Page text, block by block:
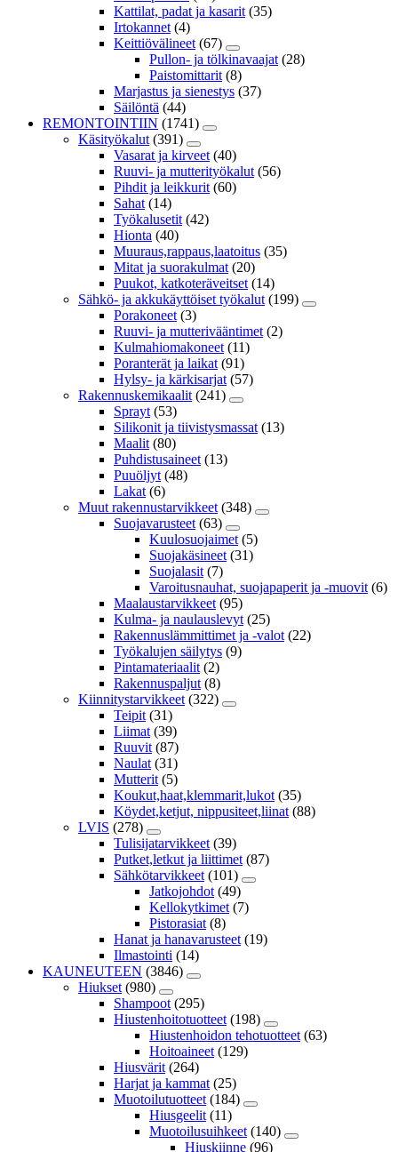
Kattilat, padat ja kasarit (35)
Irtokannet (4)
Keittiövälineet (67)
Pullon- ja tölkinavaajat (28)
Paistomittarit (8)
Marjastus ja sienestys (37)
Säilöntä (44)
REMONTOINTIIN (1741)
Käsityökalut (391)
Vasarat ja kirveet (40)
Ruuvi- ja mutterityökalut (56)
Pihdit ja leikkurit (60)
Sahat (14)
Työkalusetit (42)
Hionta (40)
Muuraus,rappaus,laatoitus (35)
Mitat ja suorakulmat (20)
Puukot, katkoteräveitset (14)
Sähkö- ja akkukäyttöiset työkalut (199)
Porakoneet (3)
Ruuvi- ja mutterivääntimet (2)
Kulmahiomakoneet (11)
Poranterät ja laikat (91)
Hylsy- ja kärkisarjat (57)
Rakennuskemikaalit (241)
Sprayt (53)
Silikonit ja tiivistysmassat (13)
Maalit (80)
Puhdistusaineet (13)
Puuöljyt (48)
Lakat (6)
Muut rakennustarvikkeet (348)
Suojavarusteet (63)
Kuulosuojaimet (5)
Suojakäsineet (31)
Suojalasit (7)
Varoitusnauhat, suojapaperit ja -muovit (6)
Maalaustarvikkeet (95)
Kulma- ja naulauslevyt (25)
Rakennuslämmittimet ja -valot (22)
Työkalujen säilytys (9)
Pintamateriaalit (2)
Rakennuspaljut (8)
Kiinnitystarvikkeet (322)
Teipit (31)
Liimat (39)
Ruuvit (87)
Naulat (31)
Mutterit (5)
Koukut,haat,klemmarit,lukot (35)
Köydet,ketjut, nippusiteet,liinat (88)
LVIS (278)
Tulisijatarvikkeet (39)
Putket,letkut ja liittimet (87)
Sähkötarvikkeet (101)
Jatkojohdot (49)
Kellokytkimet (7)
Pistorasiat (8)
Hanat ja hanavarusteet (19)
Ilmastointi (14)
KAUNEUTEEN (3846)
Hiukset (980)
Shampoot (295)
Hiustenhoitotuotteet (198)
Hiustenhoidon tehotuotteet (63)
Hoitoaineet (129)
Hiusvärit (264)
Harjat ja kammat (25)
Muotoilutuotteet (184)
Hiusgeelit (11)
Muotoilusuihkeet (140)
Hiuskiinne (96)